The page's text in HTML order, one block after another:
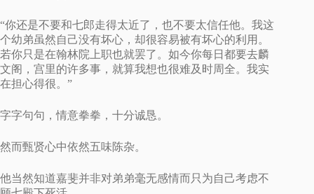
“你还是不要和七郎走得太近了，也不要太信任他。我这
个幼弟虽然自己没有坏心，却很容易被有坏心的利用。
若你只是在翰林院上职也就罢了。如今你每日都要去麟
文阁，宫里的许多事，就算我想也很难及时周全。我实
在担心得很。”
字字句句，情意拳拳，十分诚恳。
然而甄贤心中依然五味陈杂。
他当然知道嘉斐并非对弟弟毫无感情而只为自己考虑不